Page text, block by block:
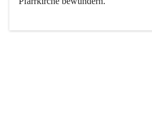
Der Weinbau dominert heute nicht